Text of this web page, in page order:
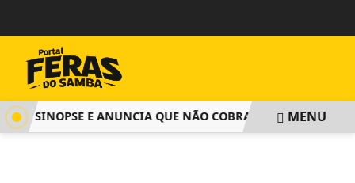
SINOPSE E ANUNCIA QUE NÃO COBRARÁ TAXA DEMENU